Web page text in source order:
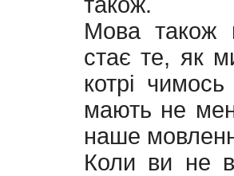
Мова також
стає те, як
котрі
мають не
наше
Коли ви не